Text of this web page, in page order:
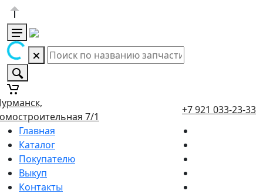
7/1
+7 921 033-23-33
Главная
Каталог
Покупателю
Выкуп
Контакты